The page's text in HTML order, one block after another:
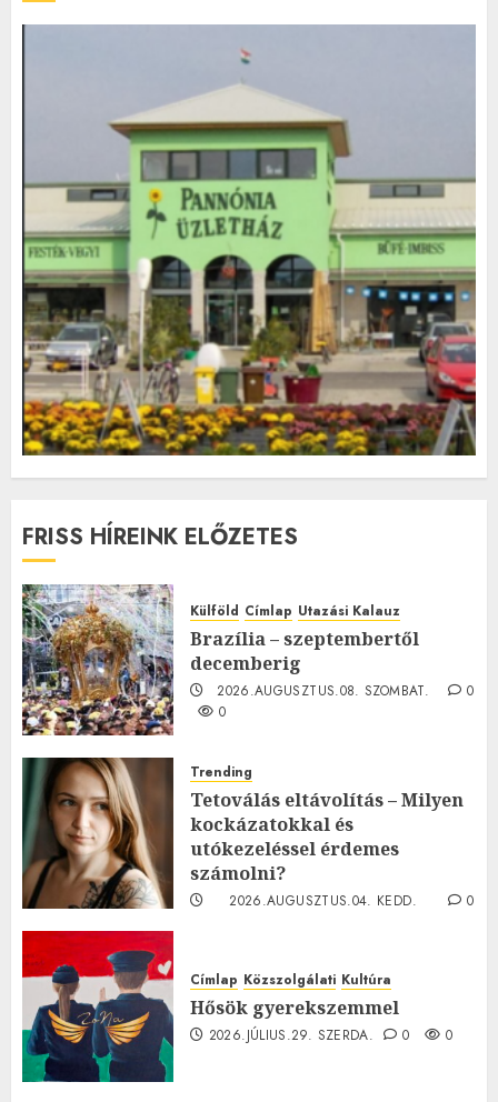
FRISS HÍREINK ELŐZETES
Külföld Címlap Utazási Kalauz
Brazília – szeptembertől
decemberig
2026.AUGUSZTUS.08. SZOMBAT.
0
0
Trending
Tetoválás eltávolítás – Milyen
kockázatokkal és
utókezeléssel érdemes
számolni?
2026.AUGUSZTUS.04. KEDD.
0
Címlap Közszolgálati Kultúra
Hősök gyerekszemmel
2026.JÚLIUS.29. SZERDA. 0 0